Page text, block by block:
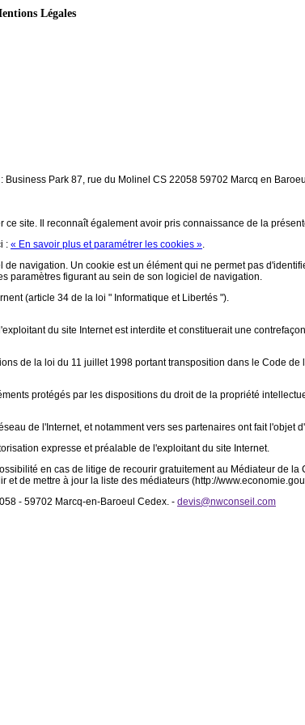
Légales
Park 87, rue du Molinel CS 22058 59702 Marcq en
site. Il reconnaît également avoir pris connaissance de la
: « En savoir plus et paramétrer les cookies ».
navigation. Un cookie est un élément qui ne permet pas
paramètres figurant au sein de son logiciel de navigation.
(article 34 de la loi " Informatique et Libertés ").
du site Internet est interdite et constituerait une
de la loi du 11 juillet 1998 portant transposition dans le Code
protégés par les dispositions du droit de la propriété
de l'Internet, et notamment vers ses partenaires ont fait l'objet
expresse et préalable de l'exploitant du site Internet.
en cas de litige de recourir gratuitement au Médiateur de
de mettre à jour la liste des médiateurs (http://
- 59702 Marcq-en-Baroeul Cedex. - devis@nwconseil.com